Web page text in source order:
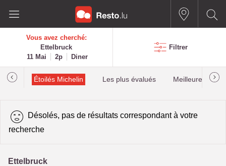
Vous avez cherché:
Ettelbruck
11 Mai
2p Diner
Filtrer
Étoilés Michelin Les plus évalués Meilleures
Désolés, pas de résultats correspondant à votre
recherche
Ettelbruck